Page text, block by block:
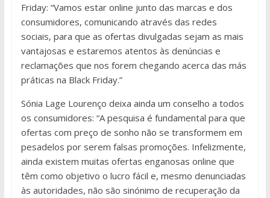
Friday: “Vamos estar online junto das marcas e dos
consumidores, comunicando através das redes
sociais, para que as ofertas divulgadas sejam as mais
vantajosas e estaremos atentos às denúncias e
reclamações que nos forem chegando acerca das más
práticas na Black Friday.”
Sónia Lage Lourenço deixa ainda um conselho a todos
os consumidores: “A pesquisa é fundamental para que
ofertas com preço de sonho não se transformem em
pesadelos por serem falsas promoções. Infelizmente,
ainda existem muitas ofertas enganosas online que
têm como objetivo o lucro fácil e, mesmo denunciadas
às autoridades, não são sinónimo de recuperação da